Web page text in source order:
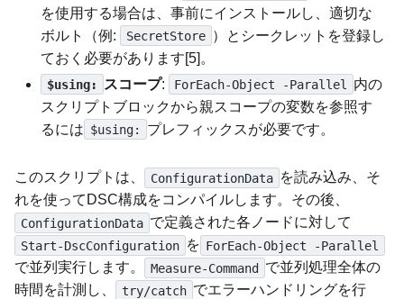
を使用する場合は、事前にインストールし、適切な
ボルト（例:
SecretStore ）とシークレットを登録し
ておく必要があります[5]。
$using: スコープ: ForEach-Object -Parallel
内の
スクリプトブロックから親スコープの変数を参照す
るには $using: プレフィックスが必要です。
このスクリプトは、 ConfigurationData を読み込み、そ
れを使ってDSC構成をコンパイルします。その後、
ConfigurationData で定義された各ノードに対して
Start-DscConfiguration を ForEach-Object -Parallel
で並列実行します。 Measure-Command で並列処理全体の
時間を計測し、
try/catch でエラーハンドリングを行